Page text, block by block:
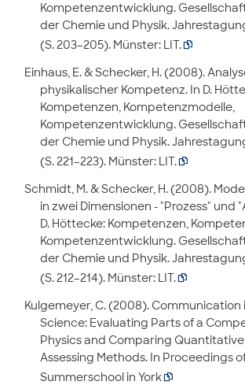
Kompetenzentwicklung.
der Chemie und Physik.
(S. 203–205). Münster: LIT.
Einhaus, E. & Schecker, H. (2008).
physikalischer Kompetenz. In D.
Kompetenzen, Kompetenzmodelle,
Kompetenzentwicklung.
der Chemie und Physik.
(S. 221–223). Münster: LIT.
Schmidt, M. & Schecker, H. (2008).
in zwei Dimensionen - "Prozess" und
D. Höttecke: Kompetenzen,
Kompetenzentwicklung.
der Chemie und Physik.
(S. 212–214). Münster: LIT.
Kulgemeyer, C. (2008).
Science: Evaluating Parts of a
Physics and Comparing
Assessing Methods. In Proceedings
Summerschool in York